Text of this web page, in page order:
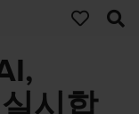
시합